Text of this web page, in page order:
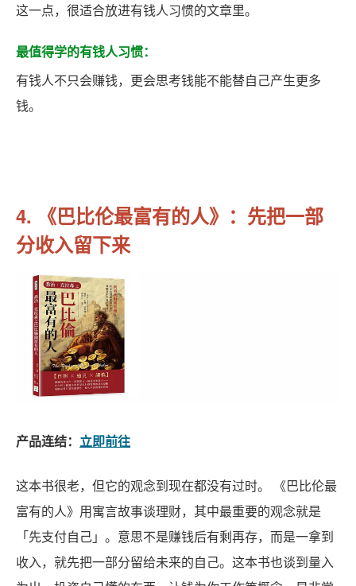
这一点，很适合放进有钱人习惯的文章里。
最值得学的有钱人习惯：
有钱人不只会赚钱，更会思考钱能不能替自己产生更多
钱。
4. 《巴比伦最富有的人》：先把一部
分收入留下来
产品连结： 立即前往
这本书很老，但它的观念到现在都没有过时。 《巴比伦最
富有的人》用寓言故事谈理财，其中最重要的观念就是
「先支付自己」。意思不是赚钱后有剩再存，而是一拿到
收入，就先把一部分留给未来的自己。这本书也谈到量入